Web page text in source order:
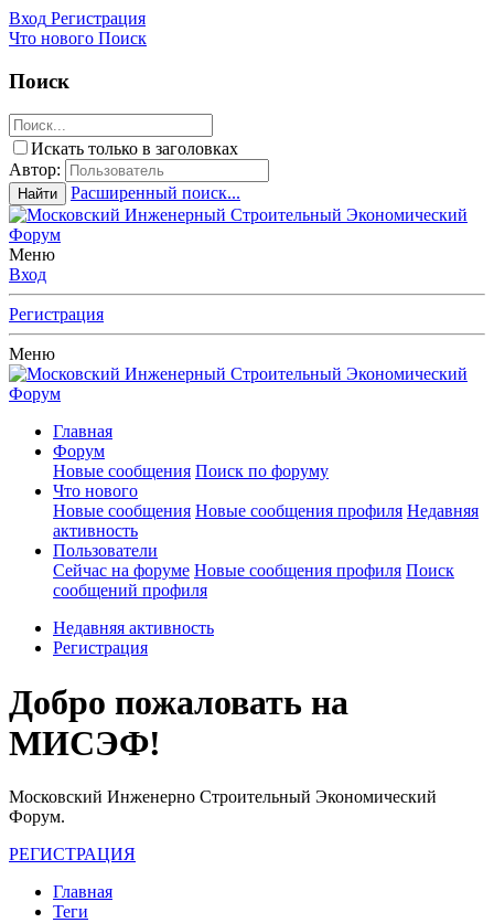
Вход Регистрация
Что нового Поиск
Поиск
Искать только в заголовках
Автор:
Найти Расширенный поиск...
Меню
Вход
Регистрация
Меню
Главная
Форум
Новые сообщения Поиск по форуму
Что нового
Новые сообщения Новые сообщения профиля Недавняя
активность
Пользователи
Сейчас на форуме Новые сообщения профиля Поиск
сообщений профиля
Недавняя активность
Регистрация
Добро пожаловать на
МИСЭФ!
Московский Инженерно Строительный Экономический
Форум.
РЕГИСТРАЦИЯ
Главная
Теги